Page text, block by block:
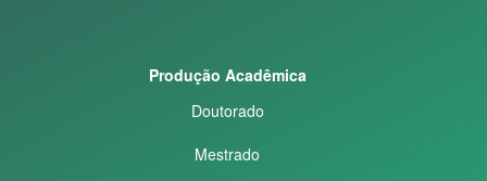
Produção Acadêmica
Doutorado
Mestrado